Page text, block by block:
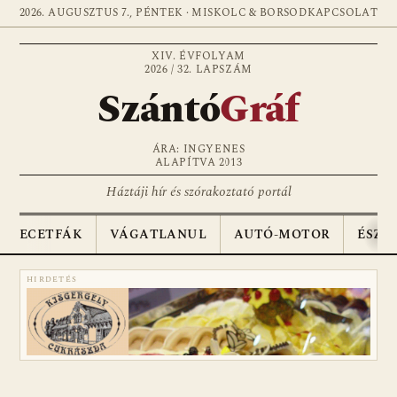
2026. AUGUSZTUS 7., PÉNTEK · MISKOLC & BORSODKAPCSOLAT
XIV. ÉVFOLYAM
2026 / 32. LAPSZÁM
SzántóGráf
ÁRA: INGYENES
ALAPÍTVA 2013
Háztáji hír és szórakoztató portál
ECETFÁK VÁGATLANUL AUTÓ-MOTOR
HIRDETÉS